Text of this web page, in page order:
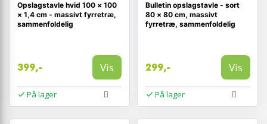
Opslagstavle hvid 100 × 100
× 1,4 cm - massivt fyrretræ,
sammenfoldelig
399,- Vis
På lager
Bulletin opslagstavle - sort
80 × 80 cm, massivt
fyrretræ, sammenfoldelig
299,- Vis
På lager